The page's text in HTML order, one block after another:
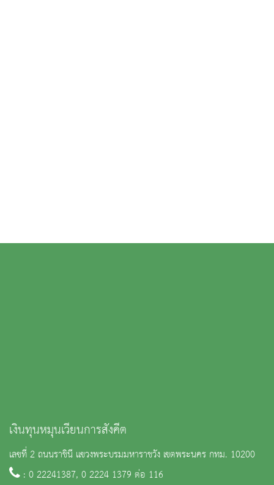
เงินทุนหมุนเวียนการสังคีต
เลขที่ 2 ถนนราชินี แขวงพระบรมมหาราชวัง เขตพระนคร กทม. 10200
: 0 22241387, 0 2224 1379 ต่อ 116